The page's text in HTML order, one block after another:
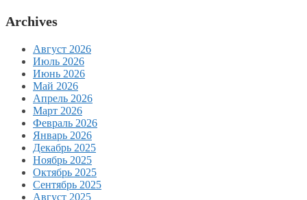
Archives
Август 2026
Июль 2026
Июнь 2026
Май 2026
Апрель 2026
Март 2026
Февраль 2026
Январь 2026
Декабрь 2025
Ноябрь 2025
Октябрь 2025
Сентябрь 2025
Август 2025